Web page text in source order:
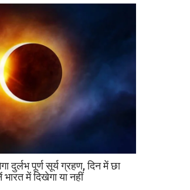
दी
ने
दुर्लभ पूर्ण सूर्य ग्रहण, दिन में छा
में दिखेगा या नहीं